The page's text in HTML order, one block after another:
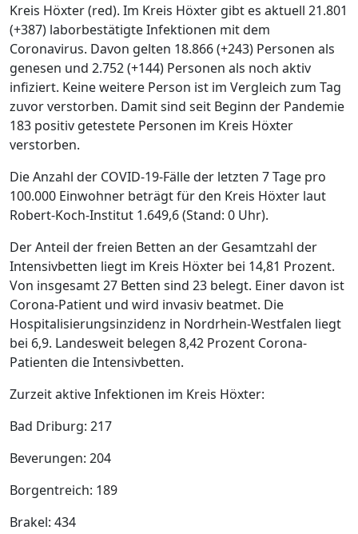
Kreis Höxter (red). Im Kreis Höxter gibt es aktuell 21.801
(+387) laborbestätigte Infektionen mit dem
Coronavirus. Davon gelten 18.866 (+243) Personen als
genesen und 2.752 (+144) Personen als noch aktiv
infiziert. Keine weitere Person ist im Vergleich zum Tag
zuvor verstorben. Damit sind seit Beginn der Pandemie
183 positiv getestete Personen im Kreis Höxter
verstorben.
Die Anzahl der COVID-19-Fälle der letzten 7 Tage pro
100.000 Einwohner beträgt für den Kreis Höxter laut
Robert-Koch-Institut 1.649,6 (Stand: 0 Uhr).
Der Anteil der freien Betten an der Gesamtzahl der
Intensivbetten liegt im Kreis Höxter bei 14,81 Prozent.
Von insgesamt 27 Betten sind 23 belegt. Einer davon ist
Corona-Patient und wird invasiv beatmet. Die
Hospitalisierungsinzidenz in Nordrhein-Westfalen liegt
bei 6,9. Landesweit belegen 8,42 Prozent Corona-
Patienten die Intensivbetten.
Zurzeit aktive Infektionen im Kreis Höxter:
Bad Driburg: 217
Beverungen: 204
Borgentreich: 189
Brakel: 434